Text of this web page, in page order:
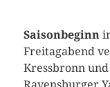
Saisonbeginn
Freitagabend
Kressbronn